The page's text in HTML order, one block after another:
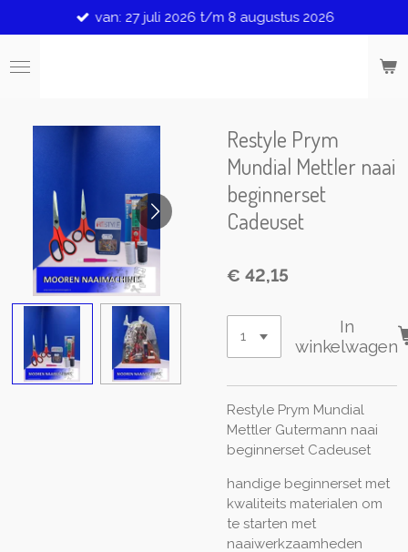
direct
naar
de
van: 27 juli 2026 t/m 8 augustus 2026
Restyle Prym
Mundial Mettler naai
beginnerset
Cadeuset
€ 42,15
In
winkelwagen
Restyle Prym Mundial
Mettler Gutermann naai
beginnerset Cadeuset
handige beginnerset met
kwaliteits materialen om
te starten met
naaiwerkzaamheden